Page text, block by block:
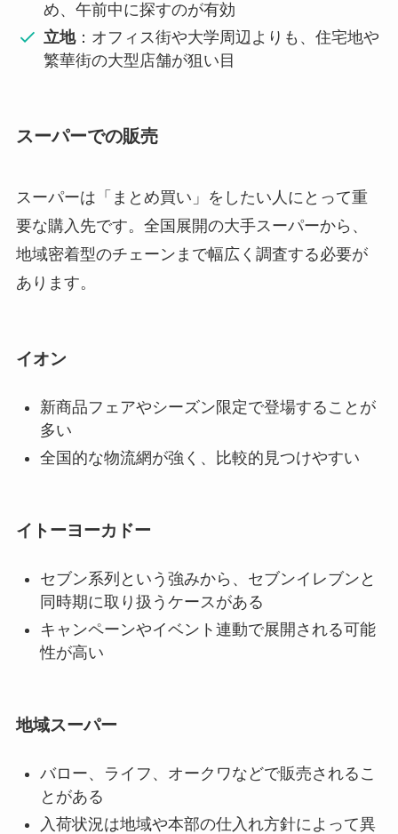
め、午前中に探すのが有効
立地：オフィス街や大学周辺よりも、住宅地や
繁華街の大型店舗が狙い目
スーパーでの販売
スーパーは「まとめ買い」をしたい人にとって重
要な購入先です。全国展開の大手スーパーから、
地域密着型のチェーンまで幅広く調査する必要が
あります。
イオン
新商品フェアやシーズン限定で登場することが
多い
全国的な物流網が強く、比較的見つけやすい
イトーヨーカドー
セブン系列という強みから、セブンイレブンと
同時期に取り扱うケースがある
キャンペーンやイベント連動で展開される可能
性が高い
地域スーパー
バロー、ライフ、オークワなどで販売されるこ
とがある
入荷状況は地域や本部の仕入れ方針によって異